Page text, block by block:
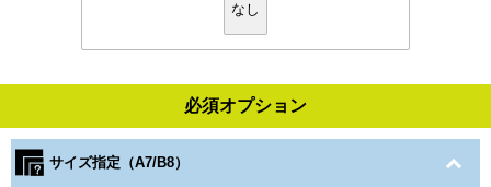
なし
必須オプション
サイズ指定（A7/B8）